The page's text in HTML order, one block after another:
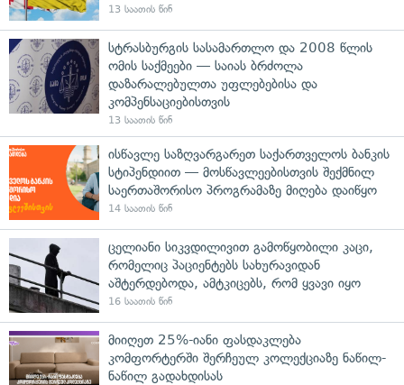
13 საათის წინ
სტრასბურგის სასამართლო და 2008 წლის
ომის საქმეები — საიას ბრძოლა
დაზარალებულთა უფლებებისა და
კომპენსაციებისთვის
13 საათის წინ
ისწავლე საზღვარგარეთ საქართველოს ბანკის
სტიპენდიით — მოსწავლეებისთვის შექმნილ
საერთაშორისო პროგრამაზე მიღება დაიწყო
14 საათის წინ
ცელიანი სიკვდილივით გამოწყობილი კაცი,
რომელიც პაციენტებს სახურავიდან
აშტერდებოდა, ამტკიცებს, რომ ყვავი იყო
16 საათის წინ
მიიღეთ 25%-იანი ფასდაკლება
კომფორტერში შერჩეულ კოლექციაზე ნაწილ-
ნაწილ გადახდისას